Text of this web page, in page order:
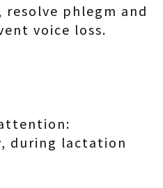
phlegm and
voice loss.
during lactation